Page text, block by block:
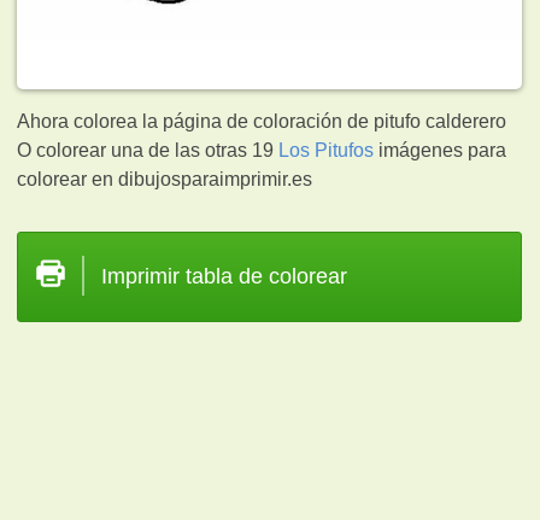
Ahora colorea la página de coloración de pitufo calderero
O colorear una de las otras 19 Los Pitufos imágenes para
colorear en dibujosparaimprimir.es
Imprimir tabla de colorear